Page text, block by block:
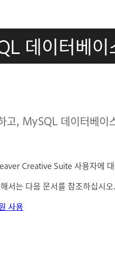
데이터베이
, MySQL 데이터베이
Creative Suite 사용자에
서는 다음 문서를 참조하십시오.
사용